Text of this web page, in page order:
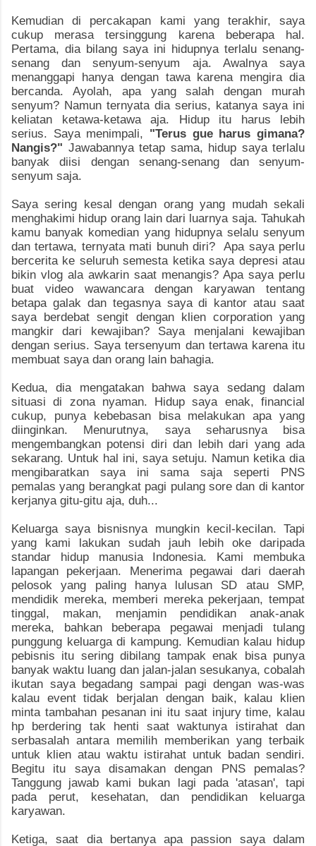
Kemudian di percakapan kami yang terakhir, saya
cukup merasa tersinggung karena beberapa hal.
Pertama, dia bilang saya ini hidupnya terlalu senang-
senang dan senyum-senyum aja. Awalnya saya
menanggapi hanya dengan tawa karena mengira dia
bercanda. Ayolah, apa yang salah dengan murah
senyum? Namun ternyata dia serius, katanya saya ini
keliatan ketawa-ketawa aja. Hidup itu harus lebih
serius. Saya menimpali, "Terus gue harus gimana?
Nangis?" Jawabannya tetap sama, hidup saya terlalu
banyak diisi dengan senang-senang dan senyum-
senyum saja.
Saya sering kesal dengan orang yang mudah sekali
menghakimi hidup orang lain dari luarnya saja. Tahukah
kamu banyak komedian yang hidupnya selalu senyum
dan tertawa, ternyata mati bunuh diri? Apa saya perlu
bercerita ke seluruh semesta ketika saya depresi atau
bikin vlog ala awkarin saat menangis? Apa saya perlu
buat video wawancara dengan karyawan tentang
betapa galak dan tegasnya saya di kantor atau saat
saya berdebat sengit dengan klien corporation yang
mangkir dari kewajiban? Saya menjalani kewajiban
dengan serius. Saya tersenyum dan tertawa karena itu
membuat saya dan orang lain bahagia.
Kedua, dia mengatakan bahwa saya sedang dalam
situasi di zona nyaman. Hidup saya enak, financial
cukup, punya kebebasan bisa melakukan apa yang
diinginkan. Menurutnya, saya seharusnya bisa
mengembangkan potensi diri dan lebih dari yang ada
sekarang. Untuk hal ini, saya setuju. Namun ketika dia
mengibaratkan saya ini sama saja seperti PNS
pemalas yang berangkat pagi pulang sore dan di kantor
kerjanya gitu-gitu aja, duh...
Keluarga saya bisnisnya mungkin kecil-kecilan. Tapi
yang kami lakukan sudah jauh lebih oke daripada
standar hidup manusia Indonesia. Kami membuka
lapangan pekerjaan. Menerima pegawai dari daerah
pelosok yang paling hanya lulusan SD atau SMP,
mendidik mereka, memberi mereka pekerjaan, tempat
tinggal, makan, menjamin pendidikan anak-anak
mereka, bahkan beberapa pegawai menjadi tulang
punggung keluarga di kampung. Kemudian kalau hidup
pebisnis itu sering dibilang tampak enak bisa punya
banyak waktu luang dan jalan-jalan sesukanya, cobalah
ikutan saya begadang sampai pagi dengan was-was
kalau event tidak berjalan dengan baik, kalau klien
minta tambahan pesanan ini itu saat injury time, kalau
hp berdering tak henti saat waktunya istirahat dan
serbasalah antara memilih memberikan yang terbaik
untuk klien atau waktu istirahat untuk badan sendiri.
Begitu itu saya disamakan dengan PNS pemalas?
Tanggung jawab kami bukan lagi pada 'atasan', tapi
pada perut, kesehatan, dan pendidikan keluarga
karyawan.
Ketiga, saat dia bertanya apa passion saya dalam